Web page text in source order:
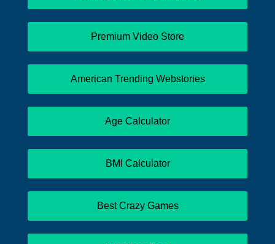
Premium Video Store
American Trending Webstories
Age Calculator
BMI Calculator
Best Crazy Games